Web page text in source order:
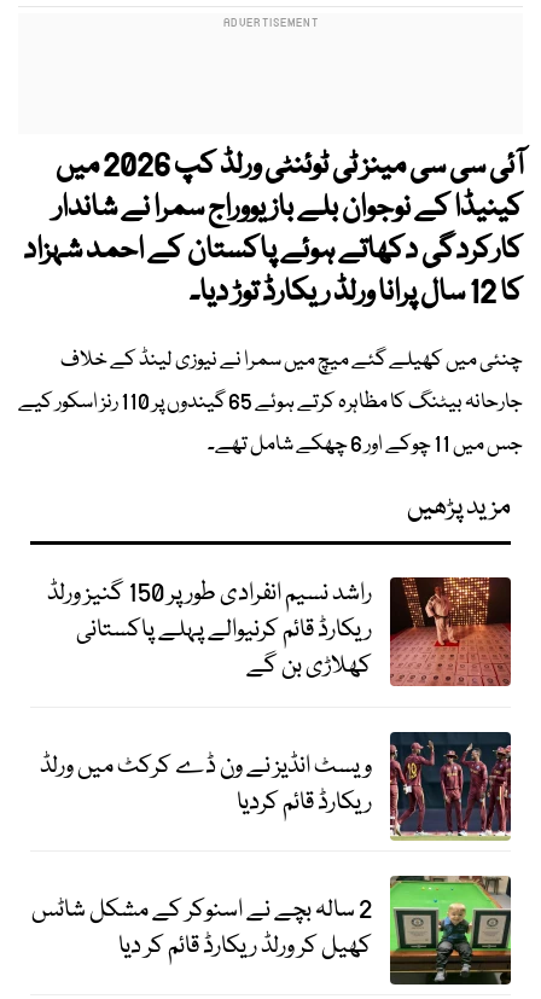
آئی سی سی مینز ٹی ٹوئنٹی ورلڈ کپ 2026 میں
کینیڈا کے نوجوان بلے باز یووراج سمرا نے شاندار
کارکردگی دکھاتے ہوئے پاکستان کے احمد شہزاد
کا 12 سال پرانا ورلڈ ریکارڈ توڑ دیا۔
چنئی میں کھیلے گئے میچ میں سمرا نے نیوزی لینڈ کے خلاف
جارحانہ بیٹنگ کا مظاہرہ کرتے ہوئے 65 گیندوں پر 110 رنز اسکور کیے
جس میں 11 چوکے اور 6 چھکے شامل تھے۔
مزید پڑھیں
راشد نسیم انفرادی طور پر 150 گنیز ورلڈ
ریکارڈ قائم کرنیوالے پہلے پاکستانی
کھلاڑی بن گے
ویسٹ انڈیز نے ون ڈے کرکٹ میں ورلڈ
ریکارڈ قائم کردیا
2 سالہ بچے نے اسنوکر کے مشکل شاٹس
کھیل کر ورلڈ ریکارڈ قائم کر دیا